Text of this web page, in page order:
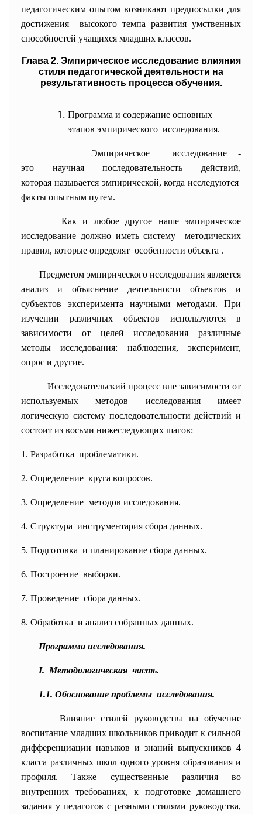
педагогическим опытом возникают предпосылки для
достижения высокого темпа развития умственных
способностей учащихся младших классов.
Глава 2. Эмпирическое исследование влияния
стиля педагогической деятельности на
результативность процесса обучения.
Программа и содержание основных
этапов эмпирического исследования.
Эмпирическое исследование -
это научная последовательность действий,
которая называется эмпирической, когда исследуются
факты опытным путем.
Как и любое другое наше эмпирическое
исследование должно иметь систему методических
правил, которые определят особенности объекта .
Предметом эмпирического исследования является
анализ и объяснение деятельности объектов и
субъектов эксперимента научными методами. При
изучении различных объектов используются в
зависимости от целей исследования различные
методы исследования: наблюдения, эксперимент,
опрос и другие.
Исследовательский процесс вне зависимости от
используемых методов исследования имеет
логическую систему последовательности действий и
состоит из восьми нижеследующих шагов:
1. Разработка проблематики.
2. Определение круга вопросов.
3. Определение методов исследования.
4. Структура инструментария сбора данных.
5. Подготовка и планирование сбора данных.
6. Построение выборки.
7. Проведение сбора данных.
8. Обработка и анализ собранных данных.
Программа исследования.
I. Методологическая часть.
1.1. Обоснование проблемы исследования.
Влияние стилей руководства на обучение
воспитание младших школьников приводит к сильной
дифференциации навыков и знаний выпускников 4
класса различных школ одного уровня образования и
профиля. Также существенные различия во
внутренних требованиях, к подготовке домашнего
задания у педагогов с разными стилями руководства,